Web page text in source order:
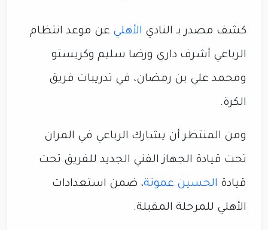
كشف مصدر بـ النادي الأهلي عن موعد انتظام
الرباعي أشرف داري ورضا سليم وكريستو
ومحمد علي بن رمضان، في تدريبات فريق
الكرة.
ومن المنتظر أن يشارك الرباعي في المران
تحت قيادة الجهاز الفني الجديد للفريق تحت
قيادة الحسين عموتة، ضمن استعدادات
الأهلي للمرحلة المقبلة.